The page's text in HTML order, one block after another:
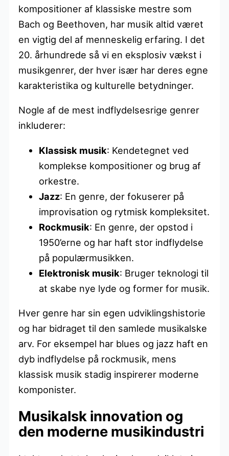
kompositioner af klassiske mestre som
Bach og Beethoven, har musik altid været
en vigtig del af menneskelig erfaring. I det
20. århundrede så vi en eksplosiv vækst i
musikgenrer, der hver især har deres egne
karakteristika og kulturelle betydninger.
Nogle af de mest indflydelsesrige genrer
inkluderer:
Klassisk musik: Kendetegnet ved
komplekse kompositioner og brug af
orkestre.
Jazz: En genre, der fokuserer på
improvisation og rytmisk kompleksitet.
Rockmusik: En genre, der opstod i
1950’erne og har haft stor indflydelse
på populærmusikken.
Elektronisk musik: Bruger teknologi til
at skabe nye lyde og former for musik.
Hver genre har sin egen udviklingshistorie
og har bidraget til den samlede musikalske
arv. For eksempel har blues og jazz haft en
dyb indflydelse på rockmusik, mens
klassisk musik stadig inspirerer moderne
komponister.
Musikalsk innovation og
den moderne musikindustri